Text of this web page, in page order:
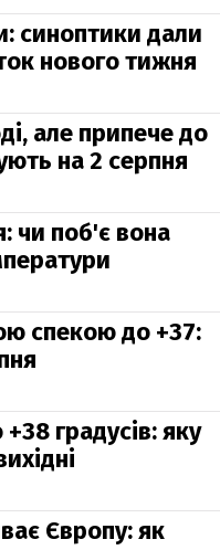
синоптики дали
нового тижня
але припече до
на 2 серпня
чи поб'є вона
спекою до +37:
градусів: яку
Європу: як